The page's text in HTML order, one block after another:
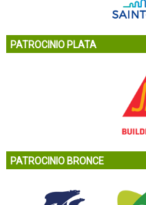
PATROCINIO PLATA
PATROCINIO BRONCE